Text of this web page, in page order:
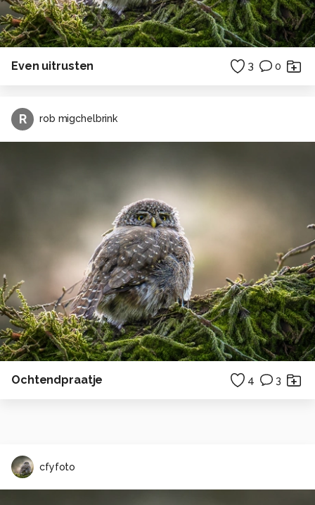
Even uitrusten 3 0
R rob migchelbrink
Ochtendpraatje 4 3
cfyfoto